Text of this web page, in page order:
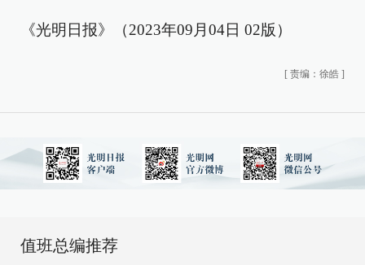
《光明日报》（2023年09月04日 02版）
[ 责编：徐皓 ]
值班总编推荐